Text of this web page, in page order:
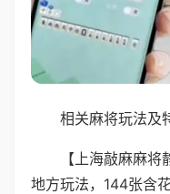
相关麻将玩法及
【上海敲麻麻
地方玩法，144张含